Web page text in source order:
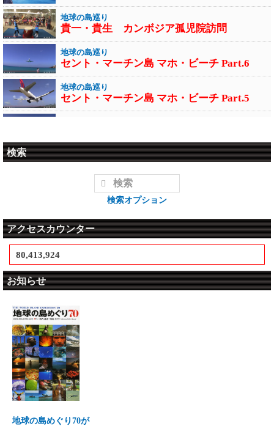
日本のご島地グルメ
第40弾 長崎県 鷹島 アジフライ
'25/03/24
日本のご島地グルメ
第39弾 佐賀県 小川島 姿造り
'25/01/30
日本のご島地グルメ
第38弾 沖縄海中道路の離島 浜比嘉島/平
日本のご島地グルメ
第37弾 沖縄県 屋我地島・古宇利島 車
日本のご島地グルメ
'25/01/07
日本のご島地グルメ
'24/5/14
日本のご島地グルメ
'24/5/9
日本のご島地グルメ
第33弾 愛媛県大三島 海鮮丼
'24/5/8
日本のご島地グルメ
第32弾 愛媛県岩城島・弓削島 レモンポ
ーク/海鮮生春巻き
'24/5/7
日本のゴルフ場
第32弾 北海道、大雪山カントリークラブ
'20/03/31
日本のゴルフ場
第31弾 奄美カントリークラブ
'20/01/23
日本のゴルフ場
第30弾 沖縄 カヌチャゴルフコース
'18/10/23-25
日米シニア・ゴルファーズ協会・日米親善
ゴルフ大会
日本のゴルフ場
第８４回関西オープンゴルフ選手権
'18/05/06
第4弾 北海道 フォレスト旭川カントリー
クラブ
２０１8年の桜の写真を追加しました。
'18/04/23
日本のゴルフ場
第28弾 武蔵カントリークラブ
詳しくはここをクリック
'17/10/11
日本のゴルフ場
第4弾 北海道 フォレスト旭川カントリー
クラブ
'17/09/01
地球の島巡り
貴一・貴生 カンボジア孤児院訪問
地球の島巡り
セント・マーチン島 マホ・ビーチ Part.6
地球の島巡り
セント・マーチン島 マホ・ビーチ Part.5
地球の島巡り
地球の島巡り
地球の島巡り
セント・マーチン島 マホ・ビーチ Part.2
地球の島巡り
セント・マーチン島 マホ・ビーチ Part.1
'2013
地球の島巡り
南米ボリビア 赤い湖・コロラダ湖 標高
4000m
'2013
地球の島巡り
世界の絶景 ウユニ塩湖
'2013
地球の島巡り
検索
検索オプション
アクセスカウンター
80,413,924
お知らせ
地球の島めぐり70が